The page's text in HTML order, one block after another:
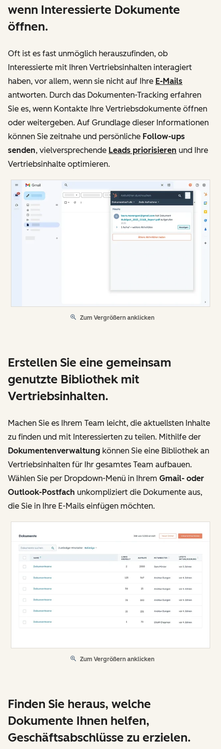
wenn Interessierte Dokumente
öffnen.
Oft ist es fast unmöglich herauszufinden, ob
Interessierte mit Ihren Vertriebsinhalten interagiert
haben, vor allem, wenn sie nicht auf Ihre E-Mails
antworten. Durch das Dokumenten-Tracking erfahren
Sie es, wenn Kontakte Ihre Vertriebsdokumente öffnen
oder weitergeben. Auf Grundlage dieser Informationen
können Sie zeitnahe und persönliche Follow-ups
senden, vielversprechende Leads priorisieren und Ihre
Vertriebsinhalte optimieren.
Zum Vergrößern anklicken
Erstellen Sie eine gemeinsam
genutzte Bibliothek mit
Vertriebsinhalten.
Machen Sie es Ihrem Team leicht, die aktuellsten Inhalte
zu finden und mit Interessierten zu teilen. Mithilfe der
Dokumentenverwaltung können Sie eine Bibliothek an
Vertriebsinhalten für Ihr gesamtes Team aufbauen.
Wählen Sie per Dropdown-Menü in Ihrem Gmail- oder
Outlook-Postfach unkompliziert die Dokumente aus,
die Sie in Ihre E-Mails einfügen möchten.
Zum Vergrößern anklicken
Finden Sie heraus, welche
Dokumente Ihnen helfen,
Geschäftsabschlüsse zu erzielen.